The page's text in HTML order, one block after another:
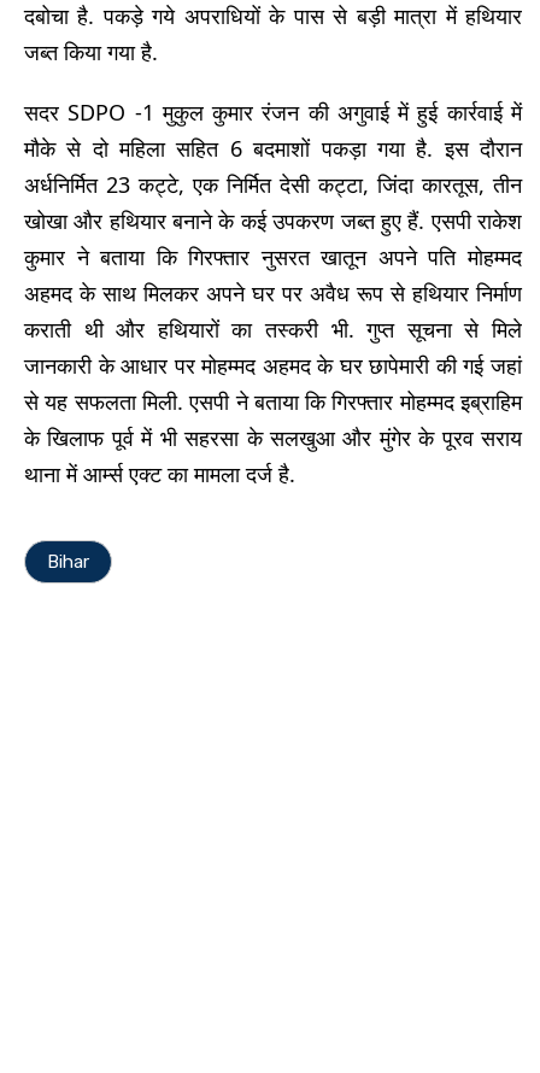
दबोचा है. पकड़े गये अपराधियों के पास से बड़ी मात्रा में हथियार
जब्त किया गया है.
सदर SDPO -1 मुकुल कुमार रंजन की अगुवाई में हुई कार्रवाई में
मौके से दो महिला सहित 6 बदमाशों पकड़ा गया है. इस दौरान
अर्धनिर्मित 23 कट्टे, एक निर्मित देसी कट्टा, जिंदा कारतूस, तीन
खोखा और हथियार बनाने के कई उपकरण जब्त हुए हैं. एसपी राकेश
कुमार ने बताया कि गिरफ्तार नुसरत खातून अपने पति मोहम्मद
अहमद के साथ मिलकर अपने घर पर अवैध रूप से हथियार निर्माण
कराती थी और हथियारों का तस्करी भी. गुप्त सूचना से मिले
जानकारी के आधार पर मोहम्मद अहमद के घर छापेमारी की गई जहां
से यह सफलता मिली. एसपी ने बताया कि गिरफ्तार मोहम्मद इब्राहिम
के खिलाफ पूर्व में भी सहरसा के सलखुआ और मुंगेर के पूरव सराय
थाना में आर्म्स एक्ट का मामला दर्ज है.
Bihar